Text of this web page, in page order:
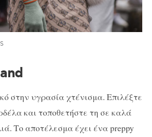
στην υγρασία χτένισμα. Επιλέξτε
και τοποθετήστε τη σε καλά
Το αποτέλεσμα έχει ένα preppy